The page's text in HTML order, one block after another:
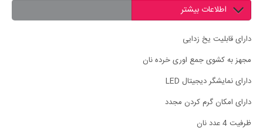
اطلاعات بیشتر
دارای قابلیت یخ زدایی
مجهز به کشوی جمع اوری خرده نان
دارای نمایشگر دیجیتال LED
دارای امکان گرم کردن مجدد
ظرفیت 4 عدد نان